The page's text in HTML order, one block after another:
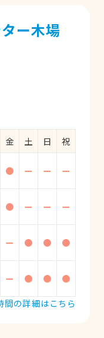
ー木場
金 土 日
祝
● ー ー ー
● ー ー ー
ー ● ● ●
ー ● ●
●
間の詳細はこちら